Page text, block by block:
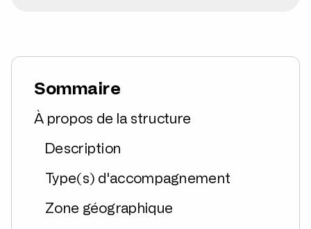
Sommaire
À propos de la structure
Description
Type(s) d'accompagnement
Zone géographique